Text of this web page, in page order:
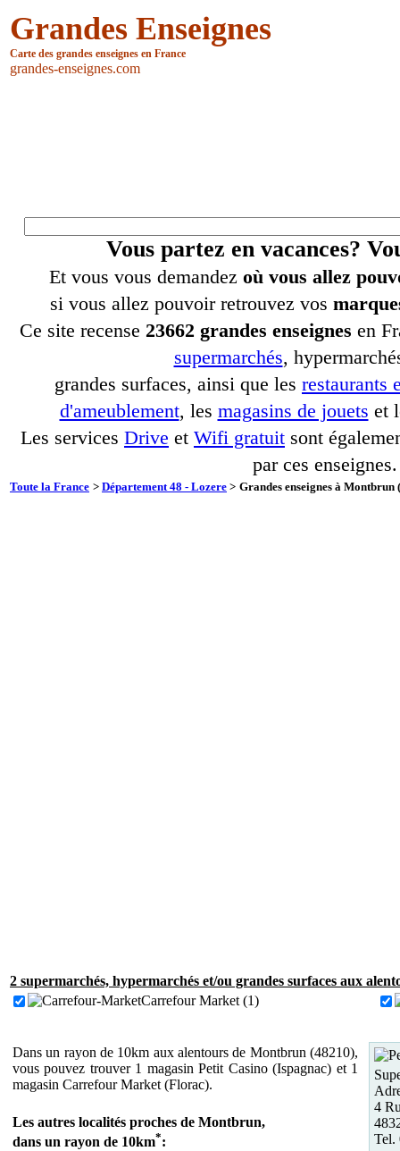
Grandes Enseignes
Carte des grandes enseignes en France
grandes-enseignes.com
Vous partez en vacances?
Et vous vous demandez où vous allez
si vous allez pouvoir retrouvez vos
Ce site recense 23662 grandes enseignes en
supermarchés,
grandes surfaces, ainsi que les restaurants
d'ameublement, les magasins de jouets et
Les services Drive et Wifi gratuit sont
par ces enseignes.
Toute la France > Département 48 - Lozere > Grandes enseignes à Montbrun
2 supermarchés, hypermarchés et/ou grandes surfaces aux
Carrefour Market (1)
Dans un rayon de 10km aux alentours de Montbrun (48210),
vous pouvez trouver 1 magasin Petit Casino (Ispagnac) et 1
magasin Carrefour Market (Florac).
Les autres localités proches de Montbrun,
dans un rayon de 10km*:
4
Tel.